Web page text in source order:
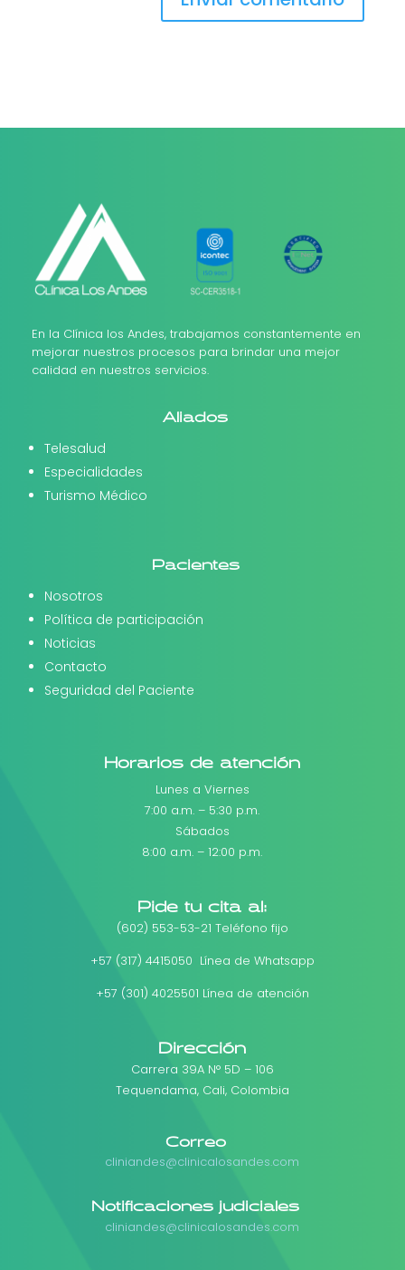
En la Clínica los Andes, trabajamos constantemente en
mejorar nuestros procesos para brindar una mejor
calidad en nuestros servicios.
Aliados
Telesalud
Especialidades
Turismo Médico
Pacientes
Nosotros
Política de participación
Noticias
Contacto
Seguridad del Paciente
Horarios de atención
Lunes a Viernes
7:00 a.m. – 5:30 p.m.
Sábados
8:00 a.m. – 12:00 p.m.
Pide tu cita al:
(602) 553-53-21 Teléfono fijo
+57 (317) 4415050 Línea de Whatsapp
+57 (301) 4025501 Línea de atención
Dirección
Carrera 39A N° 5D – 106
Tequendama, Cali, Colombia
Correo
cliniandes@clinicalosandes.com
Notificaciones judiciales
cliniandes@clinicalosandes.com